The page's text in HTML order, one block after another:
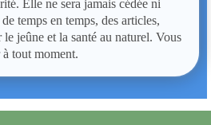
Elle ne sera jamais cédée ni
temps en temps, des articles,
jeûne et la santé au naturel. Vous
tout moment.